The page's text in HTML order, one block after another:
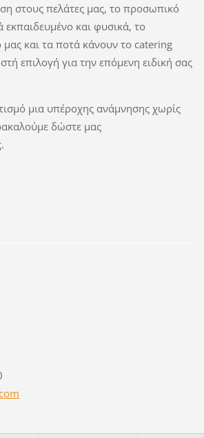
στους πελάτες μας, το προσωπικό
εκπαιδευμένο και φυσικά, το
και τα ποτά κάνουν το catering
επιλογή για την επόμενη ειδική σας
μια υπέροχης ανάμνησης χωρίς
δώστε μας